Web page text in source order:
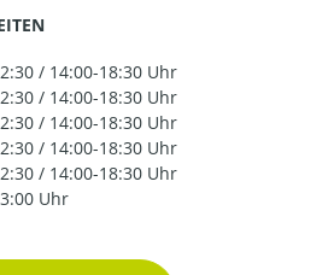
/ 14:00-18:30 Uhr
/ 14:00-18:30 Uhr
/ 14:00-18:30 Uhr
/ 14:00-18:30 Uhr
/ 14:00-18:30 Uhr
Uhr